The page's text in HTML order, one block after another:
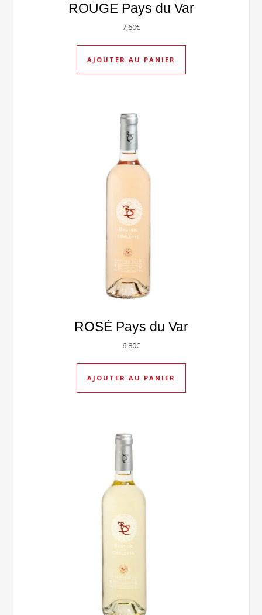
ROUGE Pays du Var
7,60€
AJOUTER AU PANIER
ROSÉ Pays du Var
6,80€
AJOUTER AU PANIER